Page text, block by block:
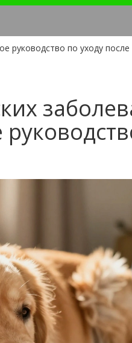
руководство по уходу после